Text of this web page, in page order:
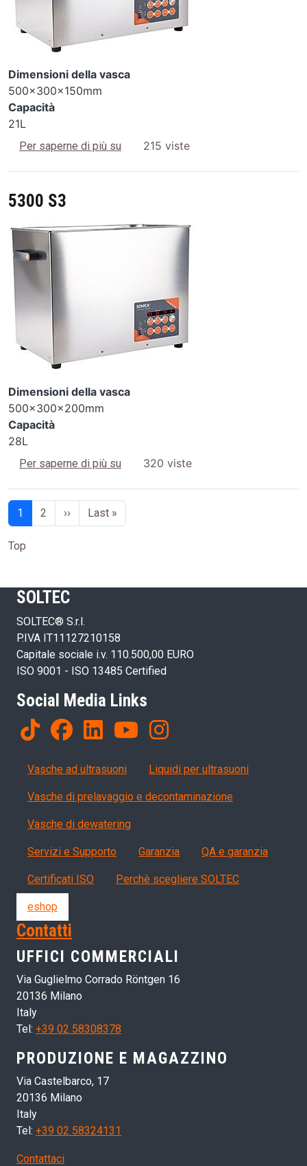
Dimensioni della vasca
500x300x150mm
Capacità
21L
Per saperne di più su 5200 S3215 viste
5300 S3
Image
Dimensioni della vasca
500x300x200mm
Capacità
28L
Per saperne di più su 5300 S3320 viste
Paginazione
1 2 ›› Pagina successiva
Last »
Top
SOLTEC
SOLTEC® S.r.l.
P.IVA IT11127210158
Capitale sociale i.v. 110.500,00 EURO
ISO 9001 - ISO 13485 Certified
Social Media Links
Products
Vasche ad ultrasuoni Liquidi per ultrasuoni
Vasche di prelavaggio e decontaminazione
Vasche di dewatering
Servizi, garanzia, QA
Servizi e Supporto Garanzia QA e garanzia
Certificati ISO Perchè scegliere SOLTEC
eshop
Contatti
UFFICI COMMERCIALI
Via Guglielmo Corrado Röntgen 16
20136 Milano
Italy
Tel: +39 02 58308378
PRODUZIONE E MAGAZZINO
Via Castelbarco, 17
20136 Milano
Italy
Tel: +39 02 58324131
Contattaci